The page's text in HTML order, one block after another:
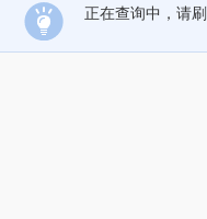
正在查询中，请